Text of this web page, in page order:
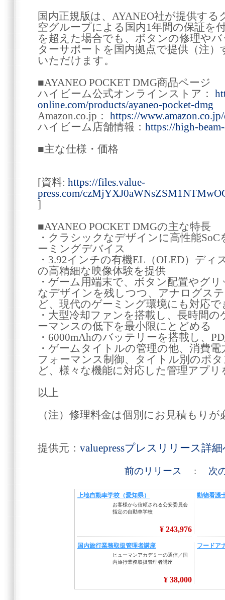
国内正規版は、AYANEO社が提供す
空グループによる国内1年間の保証を
を超えた場合でも、ボタンの修理や
ターサポートを国内拠点で提供（注
いただけます。
■AYANEO POCKET DMG商品ページ
ハイビーム公式オンラインストア：
online.com/products/ayaneo-pocket-dmg
Amazon.co.jp： https://
ハイビーム店舗情報： https://high-
■主な仕様・価格
[資料: https://files.value-
press.com/
]
■AYANEO POCKET DMGの主な特長
・クラシックなデザインに高性能
ーミングデバイス
・3.92インチの有機EL（OLED）ディ
の高精細な映像体験を提供
・ゲーム用端末で、ボタン配置やグ
なデザインを残しつつ、アナログス
ど、現代のゲーミング環境にも対応
・大型冷却ファンを搭載し、長時間
ーマンスの低下を最小限にとどめる
・6000mAhのバッテリーを搭載し、
・ゲームタイトルの管理の他、消費
フォーマンス制御、タイトル別のボ
ど、様々な機能に対応した管理アプリ
以上
（注）修理料金は個別にお見積もりが
提供元： valuepressプレスリリース詳
前のリリース : 次